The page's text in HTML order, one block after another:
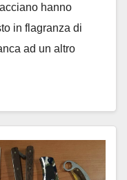
hanno
in flagranza di
ad un altro